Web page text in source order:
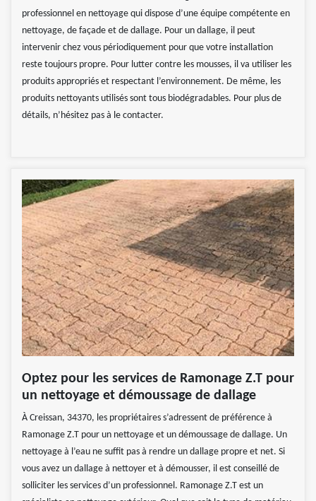
professionnel en nettoyage qui dispose d’une équipe compétente en
nettoyage, de façade et de dallage. Pour un dallage, il peut
intervenir chez vous périodiquement pour que votre installation
reste toujours propre. Pour lutter contre les mousses, il va utiliser les
produits appropriés et respectant l’environnement. De même, les
produits nettoyants utilisés sont tous biodégradables. Pour plus de
détails, n’hésitez pas à le contacter.
Optez pour les services de Ramonage Z.T pour
un nettoyage et démoussage de dallage
À Creissan, 34370, les propriétaires s’adressent de préférence à
Ramonage Z.T pour un nettoyage et un démoussage de dallage. Un
nettoyage à l’eau ne suffit pas à rendre un dallage propre et net. Si
vous avez un dallage à nettoyer et à démousser, il est conseillé de
solliciter les services d’un professionnel. Ramonage Z.T est un